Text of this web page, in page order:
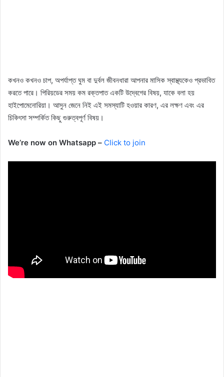
কখনও কখনও চাপ, অপর্যাপ্ত ঘুম বা দুর্বল জীবনধারা আপনার মাসিক স্বাস্থ্যকেও প্রভাবিত
করতে পারে। পিরিয়ডের সময় কম রক্তপাত একটি উদ্বেগের বিষয়, যাকে বলা হয়
হাইপোমেনোরিয়া। আসুন জেনে নিই এই সমস্যাটি হওয়ার কারণ, এর লক্ষণ এবং এর
চিকিৎসা সম্পর্কিত কিছু গুরুত্বপূর্ণ বিষয়।
We’re now on Whatsapp – Click to join